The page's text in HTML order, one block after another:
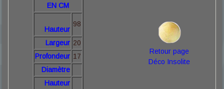
EN CM
Hauteur
98
Largeur 20
Profondeur 17
Diamètre
Hauteur
Retour page
Déco Insolite